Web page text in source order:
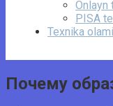
Onlayn
PISA
Texnika olami
Почему